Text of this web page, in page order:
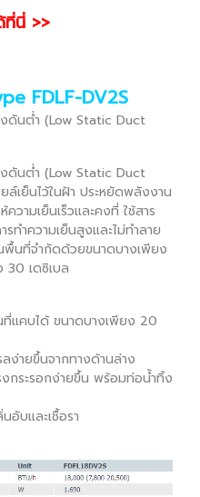
ที่นี่ >>
FDLF-DV2S
ดันต่ำ (Low Static Duct
ดันต่ำ (Low Static Duct
เย็นไว้ในฝ้า ประหยัดพลังงาน
วามเย็นเร็วและคงที่ ใช้สาร
ทำความเย็นสูงและไม่ทำลาย
พื้นที่จำกัดด้วยขนาดบางเพียง
เดซิเบล
แคบได้ ขนาดบางเพียง 20
ง่ายขึ้นจากทางด้านล่าง
ระรอกง่ายขึ้น พร้อมท่อน้ำทิ้ง
บและเชื้อรา